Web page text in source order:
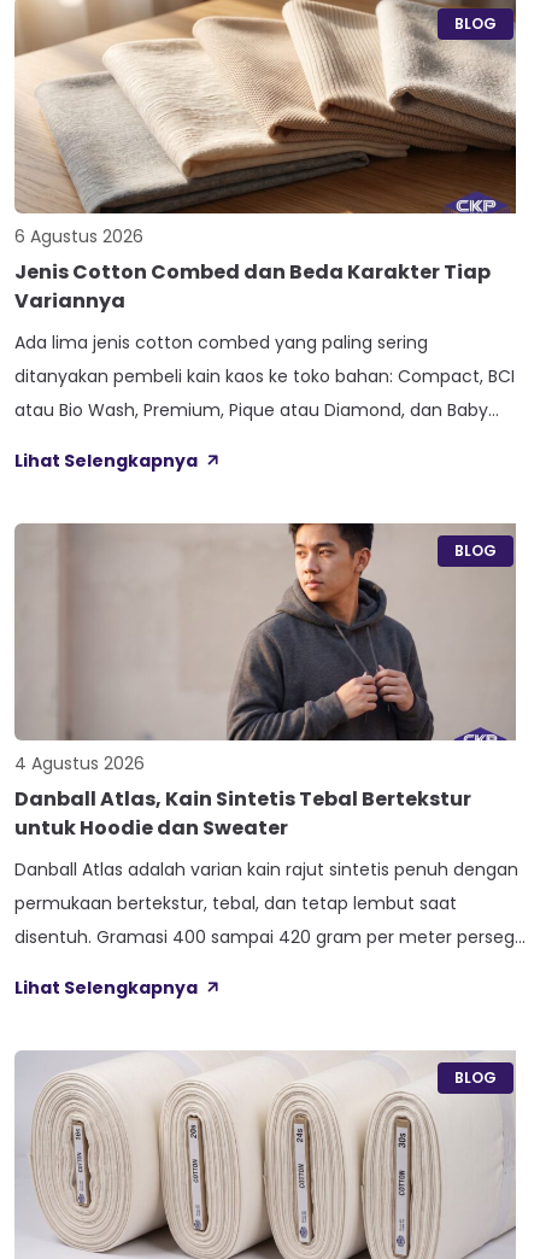
BLOG
6 Agustus 2026
Jenis Cotton Combed dan Beda Karakter Tiap
Variannya
Ada lima jenis cotton combed yang paling sering
ditanyakan pembeli kain kaos ke toko bahan: Compact, BCI
atau Bio Wash, Premium, Pique atau Diamond, dan Baby
benang atau jenis rajutan, bukan dari angka ketebalan
Lihat Selengkapnya
BLOG
4 Agustus 2026
Danball Atlas, Kain Sintetis Tebal Bertekstur
untuk Hoodie dan Sweater
Danball Atlas adalah varian kain rajut sintetis penuh dengan
permukaan bertekstur, tebal, dan tetap lembut saat
disentuh. Gramasi 400 sampai 420 gram per meter persegi,
Anti Bacterial, dan Anti Kusut, membuat kain ini pas untuk
Nama Atlas boleh jadi belum […]
Lihat Selengkapnya
BLOG